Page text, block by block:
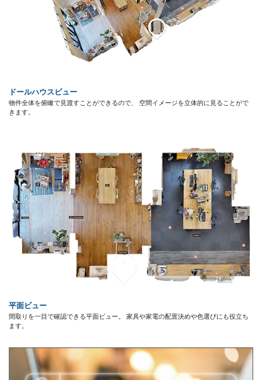
ドールハウスビュー
物件全体を俯瞰で見渡すことができるので、 空間イメージを立体的に見ることがで
きます。
平面ビュー
間取りを一目で確認できる平面ビュー。 家具や家電の配置決めや色選びにも役立ち
ます。